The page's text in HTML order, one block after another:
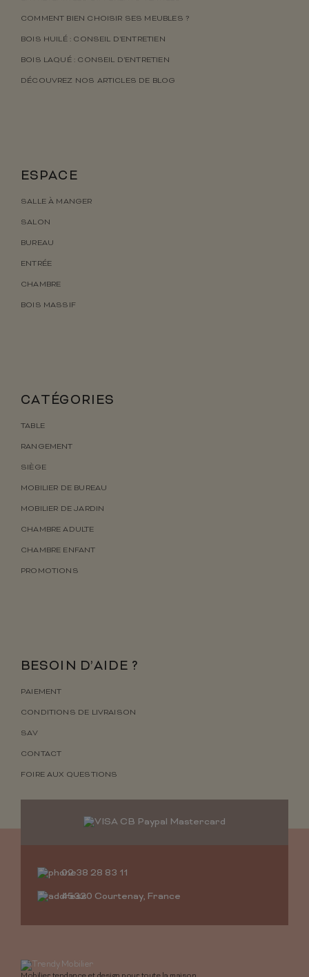
COMMENT BIEN CHOISIR SES MEUBLES ?
BOIS HUILÉ : CONSEIL D’ENTRETIEN
BOIS LAQUÉ : CONSEIL D’ENTRETIEN
DÉCOUVREZ NOS ARTICLES DE BLOG
ESPACE
SALLE À MANGER
SALON
BUREAU
ENTRÉE
CHAMBRE
BOIS MASSIF
CATÉGORIES
TABLE
RANGEMENT
SIÈGE
MOBILIER DE BUREAU
MOBILIER DE JARDIN
CHAMBRE ADULTE
CHAMBRE ENFANT
PROMOTIONS
BESOIN D’AIDE ?
PAIEMENT
CONDITIONS DE LIVRAISON
SAV
CONTACT
FOIRE AUX QUESTIONS
02 38 28 83 11
45320 Courtenay, France